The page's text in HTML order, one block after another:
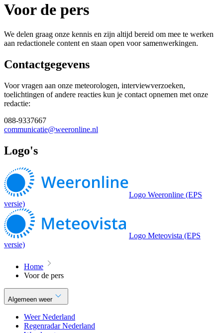
Voor de pers
We delen graag onze kennis en zijn altijd bereid om mee te werken
aan redactionele content en staan open voor samenwerkingen.
Contactgegevens
Voor vragen aan onze meteorologen, interviewverzoeken,
toelichtingen of andere reacties kun je contact opnemen met onze
redactie:
088-9337667
communicatie@weeronline.nl
Logo's
Logo Weeronline (EPS
versie)
Logo Meteovista (EPS
versie)
Home
Voor de pers
Algemeen weer
Weer Nederland
Regenradar Nederland